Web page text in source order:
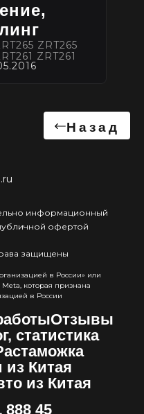
ZRT265
ZRT261
Назад
информационный
офертой
защищены
в России» или
которая признана
в России
Отзывы
статистика
Китая
из Китая
888 45